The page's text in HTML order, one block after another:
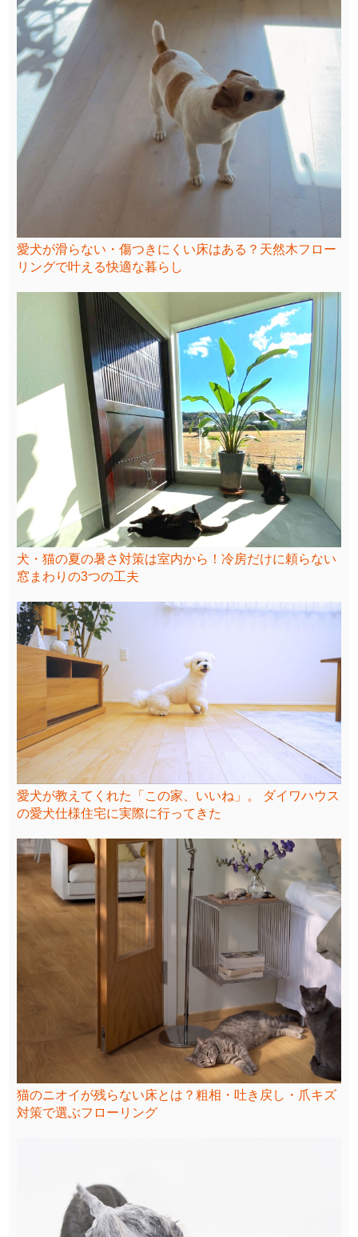
愛犬が滑らない・傷つきにくい床はある？天然木フロー
リングで叶える快適な暮らし
犬・猫の夏の暑さ対策は室内から！冷房だけに頼らない
窓まわりの3つの工夫
愛犬が教えてくれた「この家、いいね」。 ダイワハウス
の愛犬仕様住宅に実際に行ってきた
猫のニオイが残らない床とは？粗相・吐き戻し・爪キズ
対策で選ぶフローリング